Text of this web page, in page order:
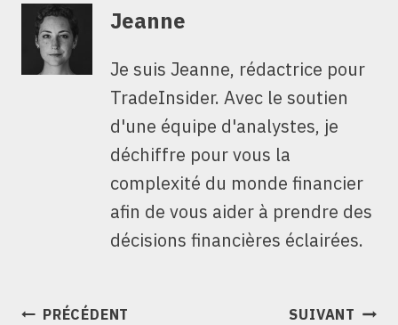
Jeanne
Je suis Jeanne, rédactrice pour
TradeInsider. Avec le soutien
d'une équipe d'analystes, je
déchiffre pour vous la
complexité du monde financier
afin de vous aider à prendre des
décisions financières éclairées.
NAVIGATION
PRÉCÉDENT SUIVANT